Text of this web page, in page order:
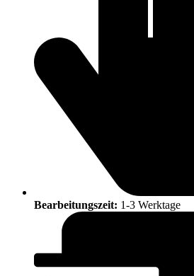
Bearbeitungszeit: 1-3 Werktage